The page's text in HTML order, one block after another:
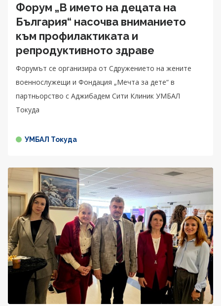
Форум „В името на децата на
България“ насочва вниманието
към профилактиката и
репродуктивното здраве
Форумът се организира от Сдружението на жените
военнослужещи и Фондация „Мечта за дете“ в
партньорство с Аджибадем Сити Клиник УМБАЛ
Токуда
УМБАЛ Токуда